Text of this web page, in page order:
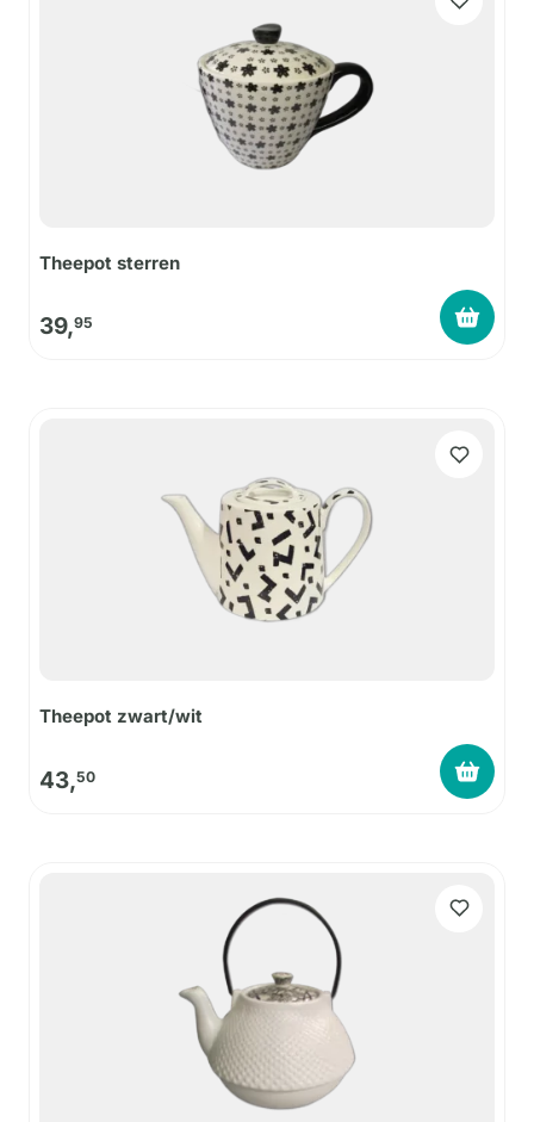
Theepot sterren
39,95
Theepot zwart/wit
43,50